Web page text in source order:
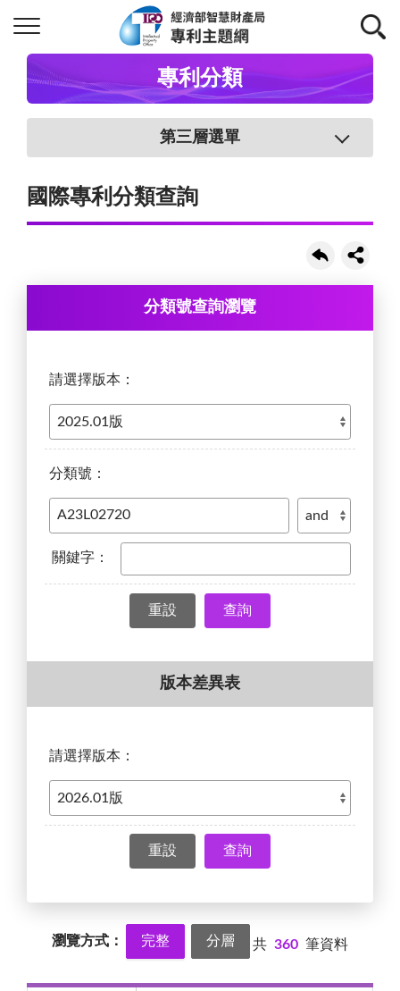
專利分類
第三層選單
國際專利分類查詢
分類號查詢瀏覽
請選擇版本：
分類號：
關鍵字：
查詢
版本差異表
請選擇版本：
查詢
瀏覽方式： 完整 分層 共 360 筆資料